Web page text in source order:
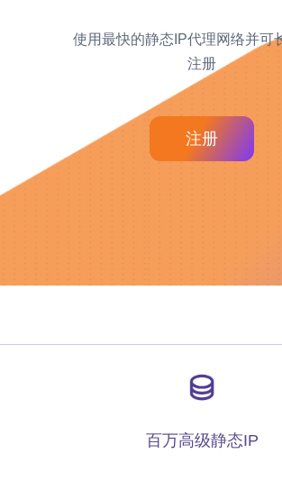
使用最快的静态IP代理网络并可
注册
注册
百万高级静态IP